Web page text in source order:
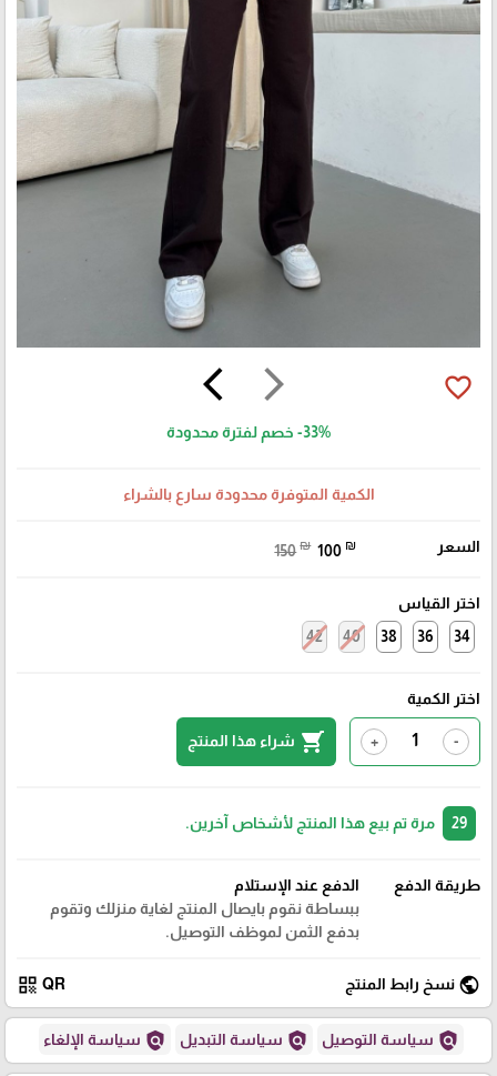
arrow_forward_ios
arrow_back_ios favorite_border
-33% خصم لفترة محدودة
الكمية المتوفرة محدودة سارع بالشراء
السعر 150 ₪ 100 ₪
اختر القياس
34
36
38
40
42
اختر الكمية
-
+
shopping_cart شراء هذا المنتج
مرة تم بيع هذا المنتج لأشخاص آخرين.
طريقة الدفع
الدفع عند الإستلام
ببساطة نقوم بايصال المنتج لغاية منزلك وتقوم
بدفع الثمن لموظف التوصيل.
public نسخ رابط المنتج QR
qr_code
policy سياسة التوصيل policy سياسة التبديل policy سياسة الإلغاء